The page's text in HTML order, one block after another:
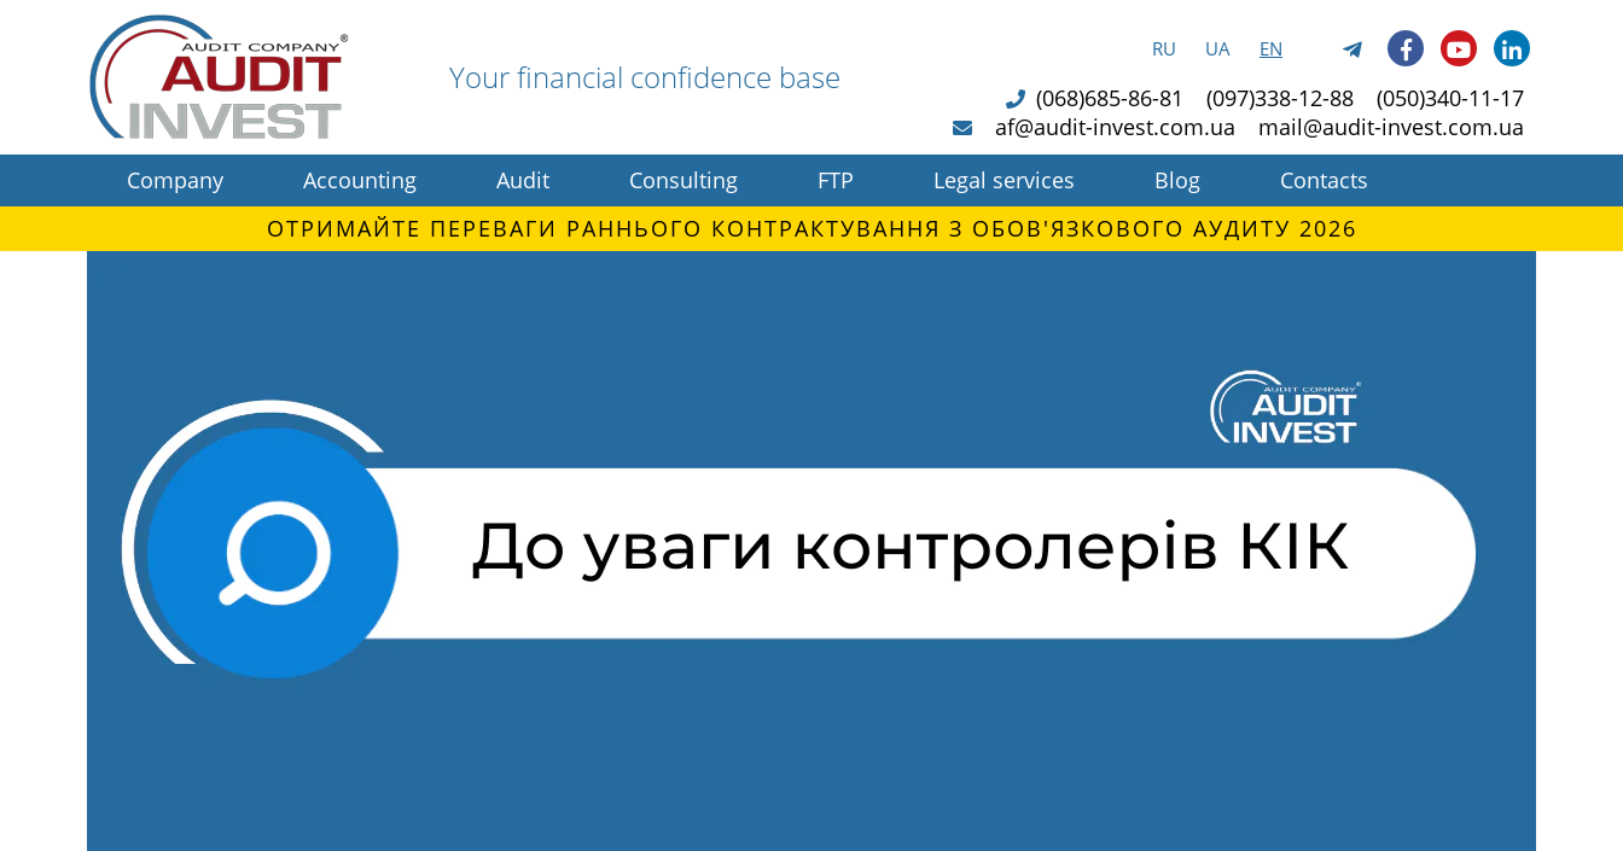
Your financial confidence base
RU UA EN
(068)685-86-81 (097)338-12-88
(050)340-11-17
af@audit-invest.com.ua
mail@audit-invest.com.ua
Company
Accounting Audit Consulting FTP Legal services Blog
Contacts
ОТРИМАЙТЕ ПЕРЕВАГИ РАННЬОГО КОНТРАКТУВАННЯ З ОБОВ'ЯЗКОВОГО АУДИТУ 2026